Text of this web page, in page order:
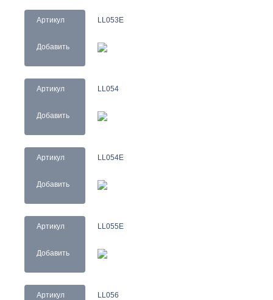
Артикул
Добавить
LL053E
Артикул
Добавить
LL054
Артикул
Добавить
LL054E
Артикул
Добавить
LL055E
Артикул LL056